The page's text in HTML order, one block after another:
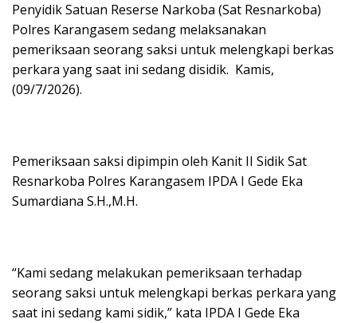
Penyidik Satuan Reserse Narkoba (Sat Resnarkoba)
Polres Karangasem sedang melaksanakan
pemeriksaan seorang saksi untuk melengkapi berkas
perkara yang saat ini sedang disidik. Kamis,
(09/7/2026).
Pemeriksaan saksi dipimpin oleh Kanit II Sidik Sat
Resnarkoba Polres Karangasem IPDA I Gede Eka
Sumardiana S.H.,M.H.
“Kami sedang melakukan pemeriksaan terhadap
seorang saksi untuk melengkapi berkas perkara yang
saat ini sedang kami sidik,” kata IPDA I Gede Eka